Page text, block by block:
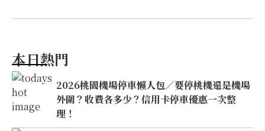
本日熱門
2026桃園機場停車懶人包／要停桃機還是機場
外圍？收費各多少？信用卡停車優惠一次整
理！